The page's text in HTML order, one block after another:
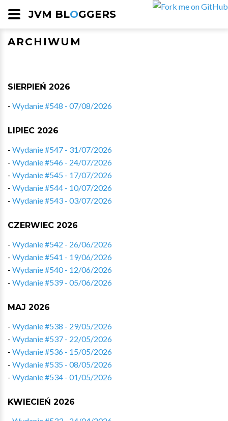
JVM BLOGGERS
ARCHIWUM
SIERPIEŃ 2026
- Wydanie #548 - 07/08/2026
LIPIEC 2026
- Wydanie #547 - 31/07/2026
- Wydanie #546 - 24/07/2026
- Wydanie #545 - 17/07/2026
- Wydanie #544 - 10/07/2026
- Wydanie #543 - 03/07/2026
CZERWIEC 2026
- Wydanie #542 - 26/06/2026
- Wydanie #541 - 19/06/2026
- Wydanie #540 - 12/06/2026
- Wydanie #539 - 05/06/2026
MAJ 2026
- Wydanie #538 - 29/05/2026
- Wydanie #537 - 22/05/2026
- Wydanie #536 - 15/05/2026
- Wydanie #535 - 08/05/2026
- Wydanie #534 - 01/05/2026
KWIECIEŃ 2026